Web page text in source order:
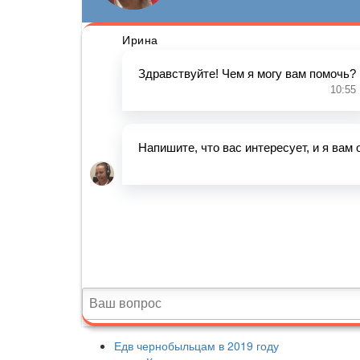
Едв чернобыльцам в 2019 году